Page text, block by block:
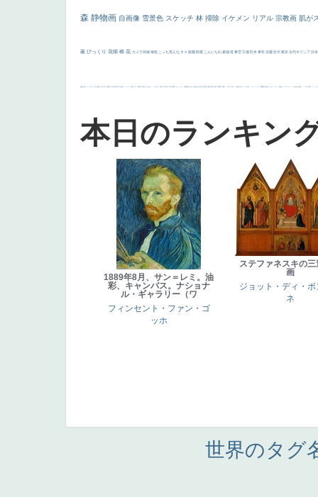
森 静物画 自画像 雪景色 スケッチ 林 掃除 イケメン リアル 宗教画 肌が
厳 びっくり 花畑 橋 花 カメラ目線 補色 こっち見んな キス 庭園 部屋 こんにちわ 素描 塔 青空 工場 巨木 青年 太陽 壮大 着衣 古代ギリシア 日
画質 last ヴィーナス 剣 白人少女 食事中 山本芳翠 麦 alciato ハーレム 女神 ローマ教皇 奥行き 火起こし シスター 東方の三博士 114514 かっこいい 受胎告知 天から覗き込む顔 設計図 挿絵 群衆 親子 裸婦 可愛い ピサロ ＃名画で学ぶ「たるみ」 ニーソックス 躍動感 黄色 こわい コート 畦道 レンブラント・ sekkusu 暖かい バブみ 靴下 ショッ
本日のランキン
1889年8月、サン＝レミ。油
彩、キャンバス。ナショナ
ル・ギャラリー（ワ
フィンセント・ファン・ゴ
ッホ
ステファネスキの
画
ジョット・ディ・ボ
ネ
世界のタグ